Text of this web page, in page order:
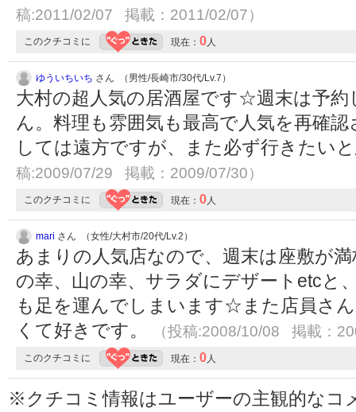
稿:2011/02/07 掲載：2011/02/07）
このクチコミに 現在： 0人
ゆういちいち さん （男性/長崎市/30代/Lv.7）
大村の超人気の居酒屋です☆週末は予
ん。料理も雰囲気も最高で人気を再確
しては遠方ですが、また必ず行きたい
稿:2009/07/29 掲載：2009/07/30）
このクチコミに 現在： 0人
mari さん （女性/大村市/20代/Lv.2）
あまりの人気店なので、週末は座敷が
の幸、山の幸、サラダにデザートetcと
も足を運んでしまいます☆また店員さ
くて好きです。
（投稿:2008/10/08 掲載：
このクチコミに 現在： 0人
※クチコミ情報はユーザーの主観的なコ